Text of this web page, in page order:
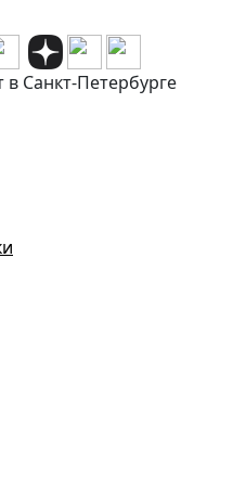
Санкт-Петербурге